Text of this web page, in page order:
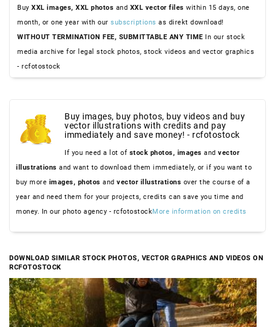
Buy XXL images, XXL photos and XXL vector files within 15 days, one
month, or one year with our subscriptions as direkt download!
WITHOUT TERMINATION FEE, SUBMITTABLE ANY TIME In our stock
media archive for legal stock photos, stock videos and vector graphics
- rcfotostock
Buy images, buy photos, buy videos and buy
vector illustrations with credits and pay
immediately and save money! - rcfotostock
If you need a lot of stock photos, images and vector
illustrations and want to download them immediately, or if you want to
buy more images, photos and vector illustrations over the course of a
year and need them for your projects, credits can save you time and
money. In our photo agency - rcfotostockMore information on credits
DOWNLOAD SIMILAR STOCK PHOTOS, VECTOR GRAPHICS AND VIDEOS ON
RCFOTOSTOCK